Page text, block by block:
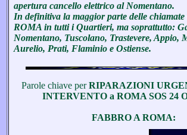
apertura cancello elettrico al Nomentano.
In definitiva la maggior parte delle chiamate
ROMA in tutti i Quartieri, ma soprattutto:
Nomentano, Tuscolano, Trastevere, Appio,
Aurelio, Prati, Flaminio e Ostiense.
Parole chiave perRIPARAZIONI
INTERVENTO a ROMA SOS 24
FABBRO A ROMA: